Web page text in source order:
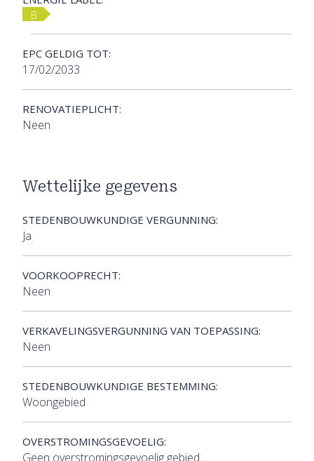
B
EPC GELDIG TOT:
17/02/2033
RENOVATIEPLICHT:
Neen
Wettelijke gegevens
STEDENBOUWKUNDIGE VERGUNNING:
Ja
VOORKOOPRECHT:
Neen
VERKAVELINGSVERGUNNING VAN TOEPASSING:
Neen
STEDENBOUWKUNDIGE BESTEMMING:
Woongebied
OVERSTROMINGSGEVOELIG:
Geen overstromingsgevoelig gebied